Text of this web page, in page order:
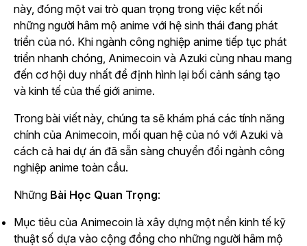
này, đóng một vai trò quan trọng trong việc kết nối
những người hâm mộ anime với hệ sinh thái đang phát
triển của nó. Khi ngành công nghiệp anime tiếp tục phát
triển nhanh chóng, Animecoin và Azuki cùng nhau mang
đến cơ hội duy nhất để định hình lại bối cảnh sáng tạo
và kinh tế của thế giới anime.
Trong bài viết này, chúng ta sẽ khám phá các tính năng
chính của Animecoin, mối quan hệ của nó với Azuki và
cách cả hai dự án đã sẵn sàng chuyển đổi ngành công
nghiệp anime toàn cầu.
Những Bài Học Quan Trọng:
Mục tiêu của Animecoin là xây dựng một nền kinh tế kỹ
thuật số dựa vào cộng đồng cho những người hâm mộ